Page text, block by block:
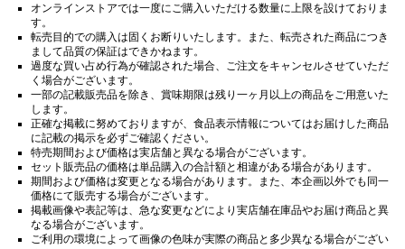
オンラインストアでは一度にご購入いただける数量に上限を設けておりま
す。
転売目的での購入は固くお断りいたします。また、転売された商品につき
まして品質の保証はできかねます。
過度な買い占め行為が確認された場合、ご注文をキャンセルさせていただ
く場合がございます。
一部の記載販売品を除き、賞味期限は残り一ヶ月以上の商品をご用意いた
します。
正確な掲載に努めておりますが、食品表示情報についてはお届けした商品
に記載の掲示を必ずご確認ください。
特売期間および価格は実店舗と異なる場合がございます。
セット販売品の価格は単品購入の合計額と相違がある場合があります。
期間および価格は変更となる場合があります。また、本企画以外でも同一
価格にて販売する場合がございます。
掲載画像や表記等は、急な変更などにより実店舗在庫品やお届け商品と異
なる場合がございます。
ご利用の環境によって画像の色味が実際の商品と多少異なる場合がござい